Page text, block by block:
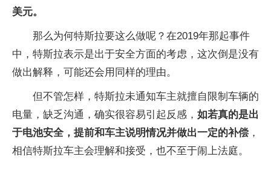
美元。
那么为何特斯拉要这么做呢？在2019年那起事件
中，特斯拉表示是出于安全方面的考虑，这次倒是没有
做出解释，可能还会用同样的理由。
但不管怎样，特斯拉未通知车主就擅自限制车辆的
电量，缺乏沟通，确实很容易引起反感， 如若真的是出
于电池安全，提前和车主说明情况并做出一定的补偿 ，
相信特斯拉车主会理解和接受，也不至于闹上法庭。